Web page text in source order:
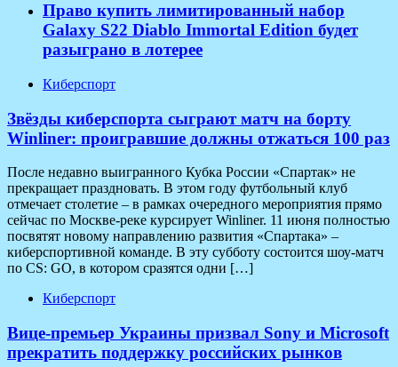
Право купить лимитированный набор
Galaxy S22 Diablo Immortal Edition будет
разыграно в лотерее
Киберспорт
Звёзды киберспорта сыграют матч на борту
Winliner: проигравшие должны отжаться 100 раз
После недавно выигранного Кубка России «Спартак» не
прекращает праздновать. В этом году футбольный клуб
отмечает столетие – в рамках очередного мероприятия прямо
сейчас по Москве-реке курсирует Winliner. 11 июня полностью
посвятят новому направлению развития «Спартака» –
киберспортивной команде. В эту субботу состоится шоу-матч
по CS: GO, в котором сразятся одни […]
Киберспорт
Вице-премьер Украины призвал Sony и Microsoft
прекратить поддержку российских рынков